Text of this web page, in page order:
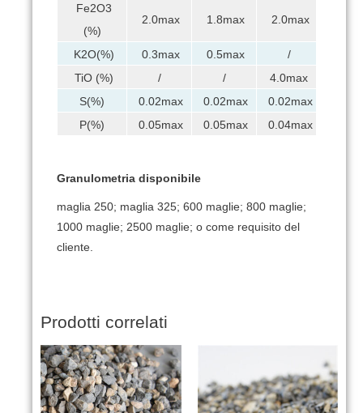
Fe2O3
(%)
2.0max 1.8max 2.0max
K2O(%) 0.3max 0.5max
/
TiO (%)
/ /
4.0max
S(%)
0.02max 0.02max
0.02max
P(%)
0.05max 0.05max 0.04max
Granulometria disponibile
maglia 250; maglia 325; 600 maglie; 800 maglie;
1000 maglie; 2500 maglie; o come requisito del
cliente.
Prodotti correlati